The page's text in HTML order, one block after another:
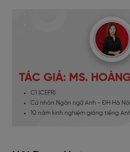
TÁC GIẢ: MS.
C1 (CEFR)
Cử nhân Ngôn ngữ Anh - ĐH Hà Nội
10 năm kinh nghiệm giảng tiếng